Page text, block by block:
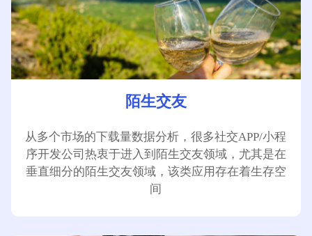
陌生交友
从多个市场的下载量数据分析，很多社交APP/小程
序开发公司热衷于进入到陌生交友领域，尤其是在
垂直细分的陌生交友领域，该类应用存在着生存空
间